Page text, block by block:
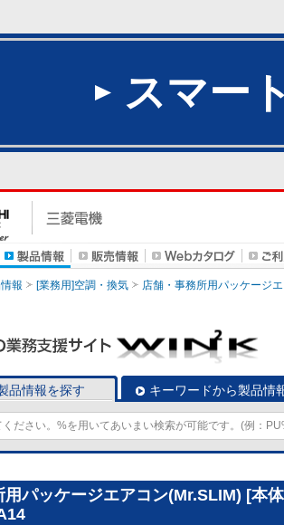
スマー
報 [業務用]空調・換気 店舗・事務所用パッケージ
品情報を探す キーワードから製品情
用パッケージエアコン(Mr.SLIM) [本